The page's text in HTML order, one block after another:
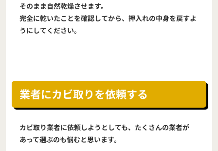
そのまま自然乾燥させます。
完全に乾いたことを確認してから、押入れの中身を戻すよ
うにしてください。
業者にカビ取りを依頼する
カビ取り業者に依頼しようとしても、たくさんの業者が
あって選ぶのも悩むと思います。